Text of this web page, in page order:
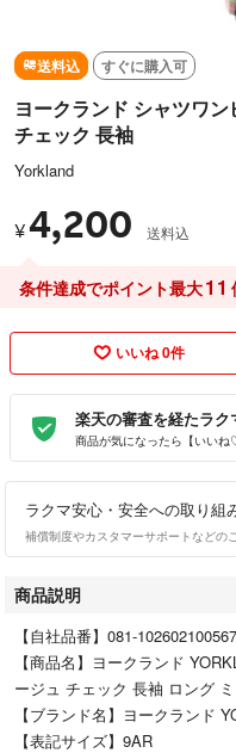
送料込 すぐに購入可
ヨークランド シャツワ
チェック 長袖
Yorkland
¥4,200 送料込
条件達成でポイント最大11
いいね 0件
楽天の審査を経たラ
商品が気になったら【いい
ラクマ安心・安全への取り組
補償制度やカスタマーサポートなどの
商品説明
【自社品番】081-102602100567
【商品名】ヨークランド
ージュ チェック 長袖 ロング
【ブランド名】ヨークランド
【表記サイズ】9AR